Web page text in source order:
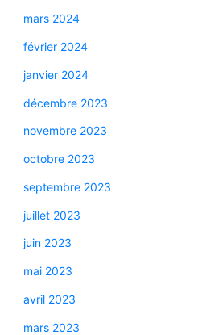
mars 2024
février 2024
janvier 2024
décembre 2023
novembre 2023
octobre 2023
septembre 2023
juillet 2023
juin 2023
mai 2023
avril 2023
mars 2023